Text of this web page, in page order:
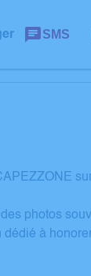
SMS
photos
à